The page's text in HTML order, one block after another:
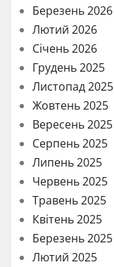
Березень 2026
Лютий 2026
Січень 2026
Грудень 2025
Листопад 2025
Жовтень 2025
Вересень 2025
Серпень 2025
Липень 2025
Червень 2025
Травень 2025
Квітень 2025
Березень 2025
Лютий 2025